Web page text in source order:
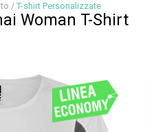
/ T-shirt Personalizzate
Woman T-Shirt